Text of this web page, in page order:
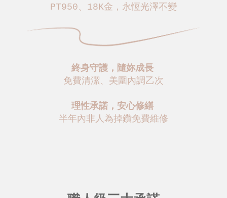
PT950、18K金，永恆光澤不變
終身守護，隨妳成長
免費清潔、美圍內調乙次
理性承諾，安心修繕
半年內非人為掉鑽免費維修